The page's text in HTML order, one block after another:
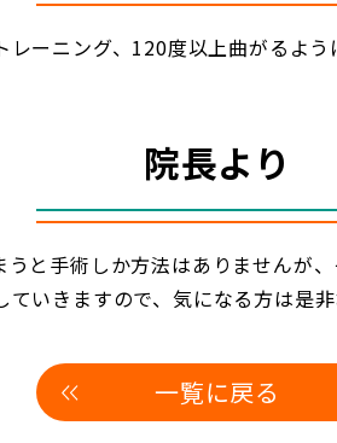
ーニング、120度以上曲がるよう
院長より
と手術しか方法はありませんが
いきますので、気になる方は是非
一覧に戻る